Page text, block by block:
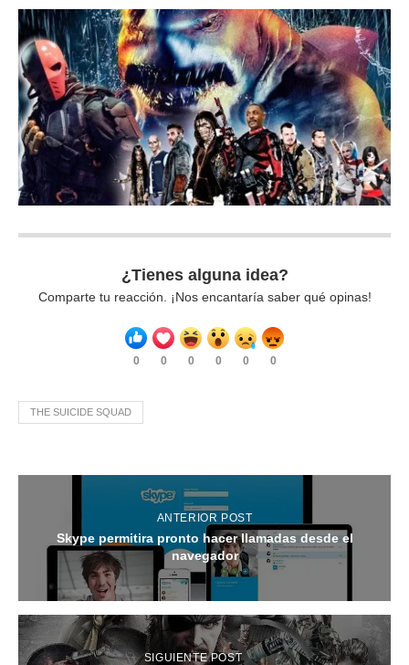
¿Tienes alguna idea?
Comparte tu reacción. ¡Nos encantaría saber qué opinas!
0 0 0 0 0 0
THE SUICIDE SQUAD
ANTERIOR POST
Skype permitira pronto hacer llamadas desde el
navegador
SIGUIENTE POST